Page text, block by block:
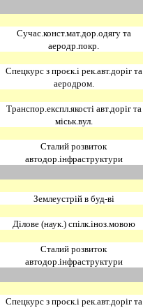
Сучас.конст.мат.дор.одягу та
аеродр.покр.
Спецкурс з проєк.i рек.авт.дорiг та
аеродром.
Транспор.експл.якостi авт.дорiг та
мiськ.вул.
Сталий розвиток
автодор.iнфраструктури
Землеустрiй в буд-вi
Дiлове (наук.) спiлк.iноз.мовою
Сталий розвиток
автодор.iнфраструктури
Спецкурс з проєк.i рек.авт.дорiг та